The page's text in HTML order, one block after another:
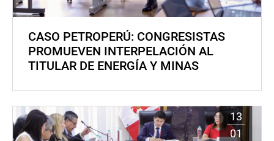
CASO PETROPERÚ: CONGRESISTAS
PROMUEVEN INTERPELACIÓN AL
TITULAR DE ENERGÍA Y MINAS
13
01